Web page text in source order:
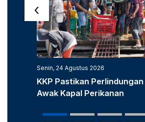
Senin, 24 Agustus 2026
KKP Pastikan
Awak Kapal Perikanan
‹